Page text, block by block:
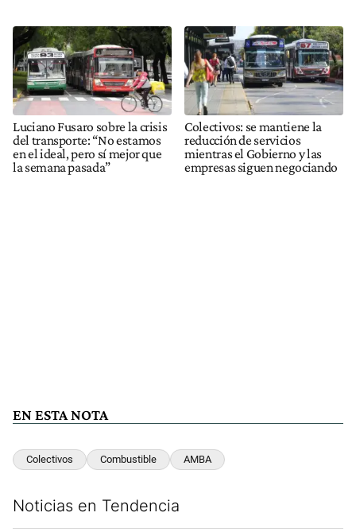
Luciano Fusaro sobre la crisis
del transporte: “No estamos
en el ideal, pero sí mejor que
la semana pasada”
Colectivos: se mantiene la
reducción de servicios
mientras el Gobierno y las
empresas siguen negociando
EN ESTA NOTA
Colectivos Combustible AMBA
Noticias en Tendencia